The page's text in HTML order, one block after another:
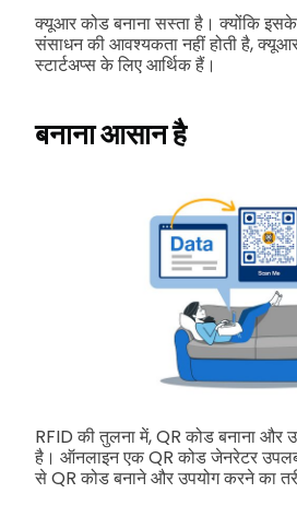
क्यूआर कोड बनाना सस्ता है। क्योंकि
संसाधन की आवश्यकता नहीं होती है,
स्टार्टअप्स के लिए आर्थिक हैं।
बनाना आसान है
RFID की तुलना में, QR कोड बनाना और
है। ऑनलाइन एक QR कोड जेनरेटर
से QR कोड बनाने और उपयोग करने का